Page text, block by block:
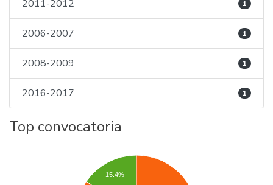
2011-2012 1
2006-2007 1
2008-2009 1
2016-2017 1
Top convocatoria
15.4%